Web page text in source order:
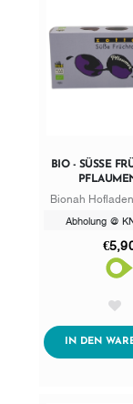
BIO - SÜSSE
FLAUMEN
Bionah
Abholung @
IN DEN